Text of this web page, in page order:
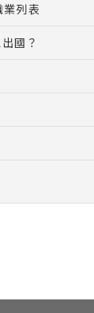
業列表
國？